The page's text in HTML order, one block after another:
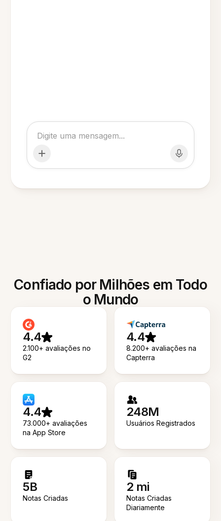
Confiado por Milhões em Todo
o Mundo
4.4
2.100+ avaliações no
G2
4.4
8.200+ avaliações na
Capterra
4.4
73.000+ avaliações
na App Store
248M
Usuários Registrados
5B
Notas Criadas
2 mi
Notas Criadas
Diariamente